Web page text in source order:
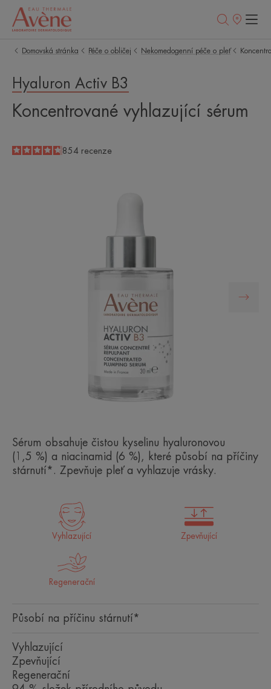
Prodejní
Domovská stránka Péče o obličej Nekomedogenní péče o pleť
Hyaluron Activ B3
Koncentrované vyhlazující sérum
4.7
/
5
854 recenze
Sérum obsahuje čistou kyselinu hyaluronovou
(1,5 %) a niacinamid (6 %), které působí na příčiny
stárnutí*. Zpevňuje pleť a vyhlazuje vrásky.
Vyhlazující Zpevňující
Regenerační
Působí na příčinu stárnutí*
Vyhlazující
Zpevňující
Regenerační